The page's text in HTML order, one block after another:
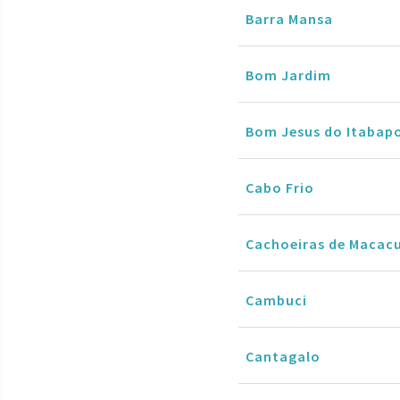
Barra Mansa
Bom Jardim
Bom Jesus do
Cabo Frio
Cachoeiras de Macacu
Cambuci
Cantagalo